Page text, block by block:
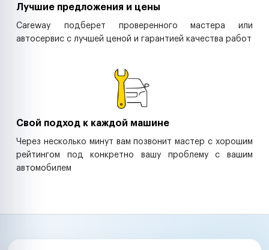
Лучшие предложения и цены
Careway подберет проверенного мастера или
автосервис с лучшей ценой и гарантией качества работ
Свой подход к каждой машине
Через несколько минут вам позвонит мастер с хорошим
рейтингом под конкретно вашу проблему с вашим
автомобилем